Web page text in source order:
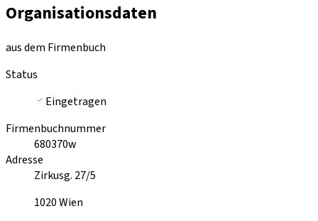
Organisationsdaten
aus dem Firmenbuch
Status
Eingetragen
Firmenbuchnummer
680370w
Adresse
Zirkusg. 27/5
1020Wien